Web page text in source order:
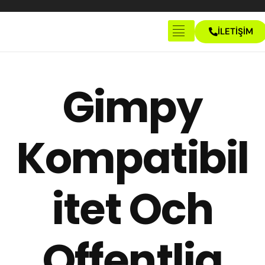
İLETİŞİM
Gimpy
Kompatibil
itet Och